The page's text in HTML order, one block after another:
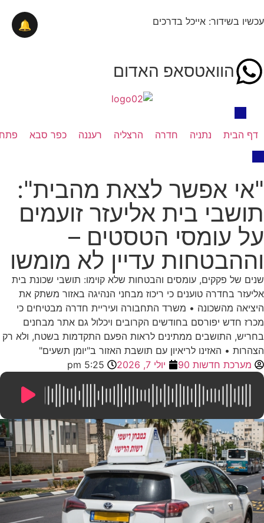
עכשיו בשידור: אייכל בדרכים
הוואטסאפ האדום
דף הבית נתניה חדרה הרצליה רעננה כפר סבא
"אי אפשר לצאת מהבית":
תושבי בית אליעזר זועמים
על עומסי הטסטים –
וההבטחות עדיין לא מומשו
שנים של פקקים, עומסים והבטחות שלא קוימו: תושבי שכונת בית
אליעזר בחדרה טוענים כי ריכוז מבחני הנהיגה באזור משתק את
היציאה מהשכונה • משרד התחבורה ועיריית חדרה מבטיחים כי
מכרז חדש יפורסם בחודשים הקרובים ויכלול גם אתר מבחנים
בחריש, התושבים ממתינים לראות הפעם התקדמות בשטח, ולא רק
הצהרות • האזינו לריאיון עם תושבת האזור ב"יומן תשעים"
מערכת חדשות 90
יולי 7, 2026 5:25 pm
0:00
/
9:24
🔔